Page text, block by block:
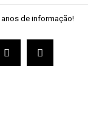
de informação!